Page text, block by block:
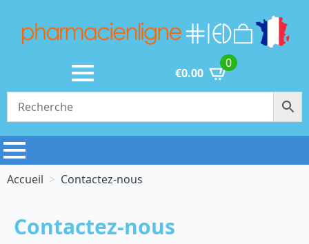
€0.00
0
Accueil Contactez-nous
Contactez-nous